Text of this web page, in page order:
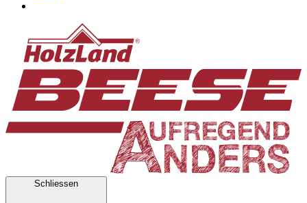
Schliessen